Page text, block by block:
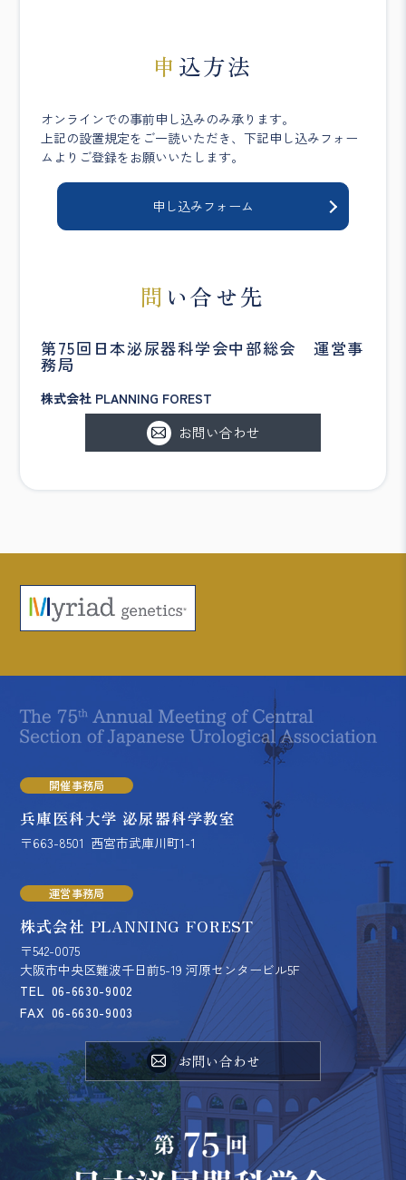
申込方法
オンラインでの事前申し込みのみ承ります。
上記の設置規定をご一読いただき、下記申し込みフォー
ムよりご登録をお願いいたします。
申し込みフォーム
問い合せ先
第75回日本泌尿器科学会中部総会 運営事
務局
株式会社 PLANNING FOREST
お問い合わせ
開催事務局
兵庫医科大学 泌尿器科学教室
〒663-8501 西宮市武庫川町1-1
運営事務局
株式会社 PLANNING FOREST
〒542-0075
大阪市中央区難波千日前5-19 河原センタービル5F
TEL 06-6630-9002
FAX 06-6630-9003
お問い合わせ